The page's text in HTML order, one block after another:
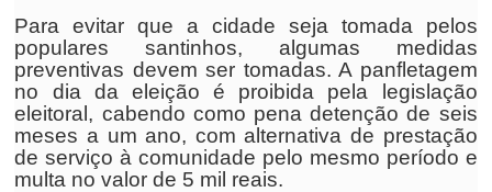
Para evitar que a cidade seja tomada pelos
populares santinhos, algumas medidas
preventivas devem ser tomadas. A panfletagem
no dia da eleição é proibida pela legislação
eleitoral, cabendo como pena detenção de seis
meses a um ano, com alternativa de prestação
de serviço à comunidade pelo mesmo período e
multa no valor de 5 mil reais.